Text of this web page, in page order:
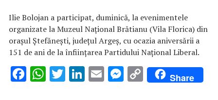
Ilie Bolojan a participat, duminică, la evenimentele
organizate la Muzeul Naţional Brătianu (Vila Florica) din
oraşul Ştefăneşti, judeţul Argeş, cu ocazia aniversării a
151 de ani de la înfiinţarea Partidului Naţional Liberal.
F W T Li E M C
o
Share